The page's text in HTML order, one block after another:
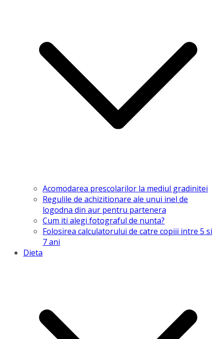
Acomodarea prescolarilor la mediul gradinitei
Regulile de achizitionare ale unui inel de
logodna din aur pentru partenera
Cum iti alegi fotograful de nunta?
Folosirea calculatorului de catre copiii intre 5 si
7 ani
Dieta